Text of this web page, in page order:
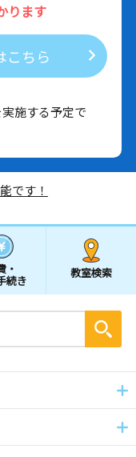
ります
こちら
施する予定で
です！
・
続き
教室検索